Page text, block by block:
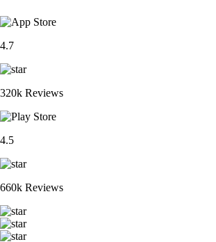
4.7
320k Reviews
4.5
660k Reviews